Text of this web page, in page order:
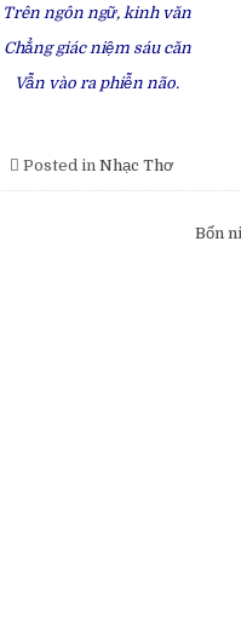
Trên ngôn ngữ, kinh văn
Chẳng giác niệm sáu căn
Vẫn vào ra phiễn não.
Posted in Nhạc Thơ
Bốn